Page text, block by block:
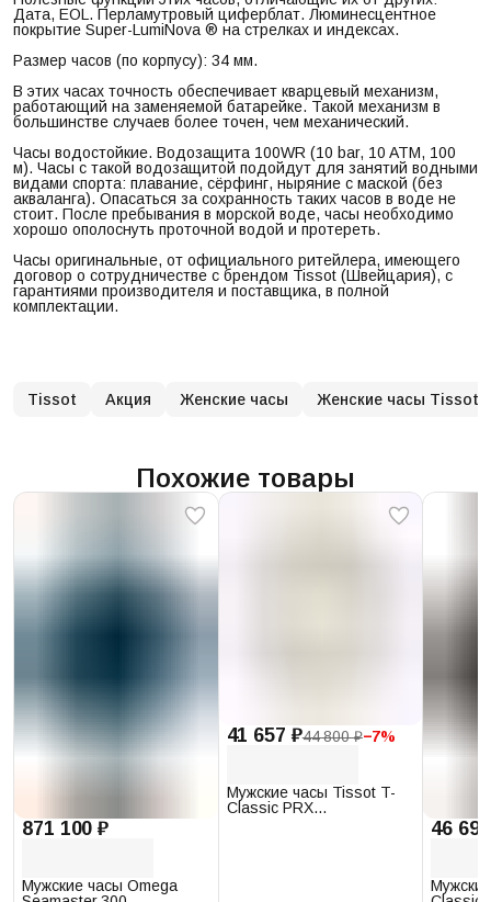
Дата, EOL. Перламутровый циферблат. Люминесцентное
покрытие Super-LumiNova ® на стрелках и индексах.
Размер часов (по корпусу): 34 мм.
В этих часах точность обеспечивает кварцевый механизм,
работающий на заменяемой батарейке. Такой механизм в
большинстве случаев более точен, чем механический.
Часы водостойкие. Водозащита 100WR (10 bar, 10 ATM, 100
м). Часы с такой водозащитой подойдут для занятий водными
видами спорта: плавание, сёрфинг, ныряние с маской (без
акваланга). Опасаться за сохранность таких часов в воде не
стоит. После пребывания в морской воде, часы необходимо
хорошо ополоснуть проточной водой и протереть.
Часы оригинальные, от официального ритейлера, имеющего
договор о сотрудничестве с брендом Tissot (Швейцария), с
гарантиями производителя и поставщика, в полной
комплектации.
Tissot Акция Женские часы Женские часы Tissot
Похожие товары
871 100 ₽
Мужские часы Omega
41 657 ₽44 800 ₽−7%
Мужские часы Tissot T-
Classic PRX
46